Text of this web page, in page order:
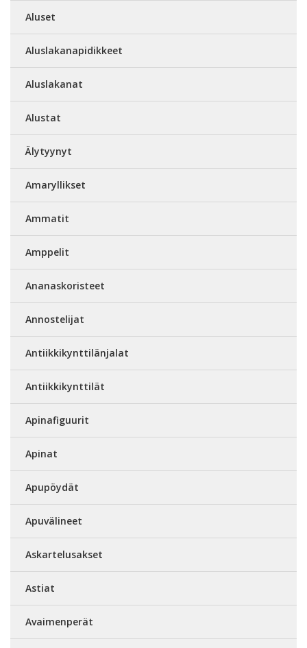
Aluset
Aluslakanapidikkeet
Aluslakanat
Alustat
Älytyynyt
Amaryllikset
Ammatit
Amppelit
Ananaskoristeet
Annostelijat
Antiikkikynttilänjalat
Antiikkikynttilät
Apinafiguurit
Apinat
Apupöydät
Apuvälineet
Askartelusakset
Astiat
Avaimenperät